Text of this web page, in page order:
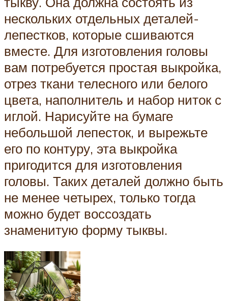
нескольких отдельных деталей-
лепестков, которые сшиваются
вместе. Для изготовления головы
вам потребуется простая выкройка,
отрез ткани телесного или белого
цвета, наполнитель и набор ниток с
иглой. Нарисуйте на бумаге
небольшой лепесток, и вырежьте
его по контуру, эта выкройка
пригодится для изготовления
головы. Таких деталей должно быть
не менее четырех, только тогда
можно будет воссоздать
знаменитую форму тыквы.